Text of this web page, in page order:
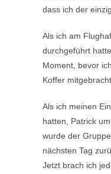
dass ich der
Als ich am
durchgeführt
Moment, bevor
Koffer
Als ich meinen
hatten, Patrick
wurde der
nächsten Tag
Jetzt brach ich